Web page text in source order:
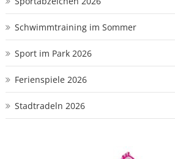
Schwimmtraining im Sommer
Sport im Park 2026
Ferienspiele 2026
Stadtradeln 2026